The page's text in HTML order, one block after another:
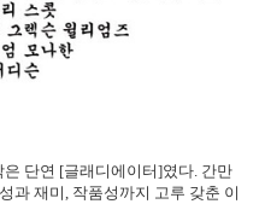
단연 [글래디에이터]였다. 간만
과 재미, 작품성까지 고루 갖춘 이